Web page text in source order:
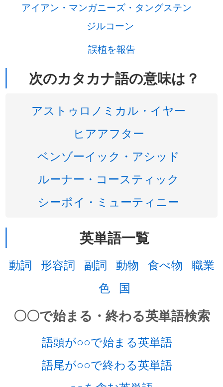
アイアン・マンガニーズ・タングステン
ジルコーン
誤植を報告
次のカタカナ語の意味は？
アストゥロノミカル・イヤー
ヒアアフター
ベンゾーイック・アシッド
ルーナー・コースティック
シーポイ・ミューティニー
英単語一覧
動詞 形容詞 副詞 動物 食べ物 職業
色 国
〇〇で始まる・終わる英単語検索
語頭が○○で始まる英単語
語尾が○○で終わる英単語